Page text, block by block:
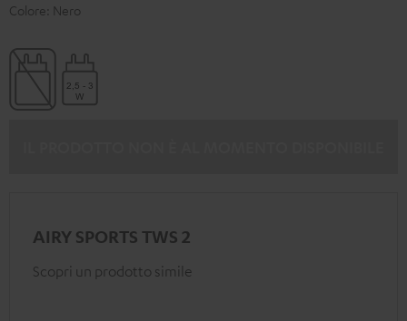
Colore: Nero
AIRY SPORTS TWS 2
Scopri un prodotto simile